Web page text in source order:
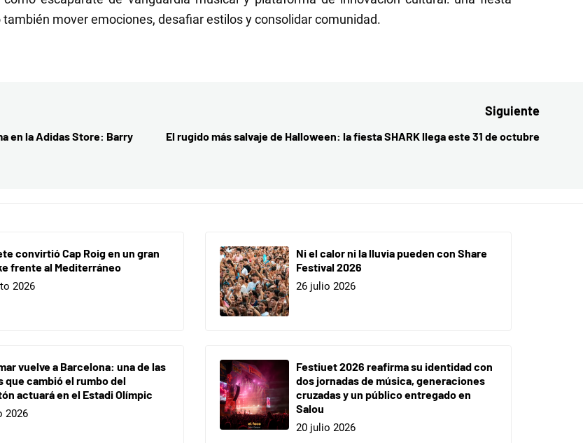
mover emociones, desafiar estilos y consolidar comunidad.
en la Adidas Store: Barry
Siguiente
Entrada
El rugido más salvaje de Halloween: la fiesta SHARK llega este 31 de octubre
convirtió Cap Roig en un gran
frente al Mediterráneo
2026
Ni el calor ni la lluvia pueden con Share
Festival 2026
26 julio 2026
vuelve a Barcelona: una de las
que cambió el rumbo del
actuará en el Estadi Olímpic
2026
Festiuet 2026 reafirma su identidad con
dos jornadas de música, generaciones
cruzadas y un público entregado en
Salou
20 julio 2026